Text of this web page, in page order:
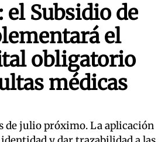
Subsidio de
el
obligatorio
médicas
de julio próximo. La aplicación